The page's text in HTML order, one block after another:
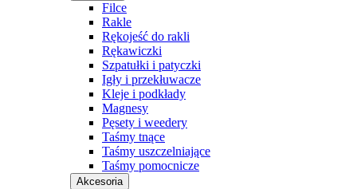
Filce
Rakle
Rękojeść do rakli
Rękawiczki
Szpatułki i patyczki
Igły i przekłuwacze
Kleje i podkłady
Magnesy
Pęsety i weedery
Taśmy tnące
Taśmy uszczelniające
Taśmy pomocnicze
Akcesoria